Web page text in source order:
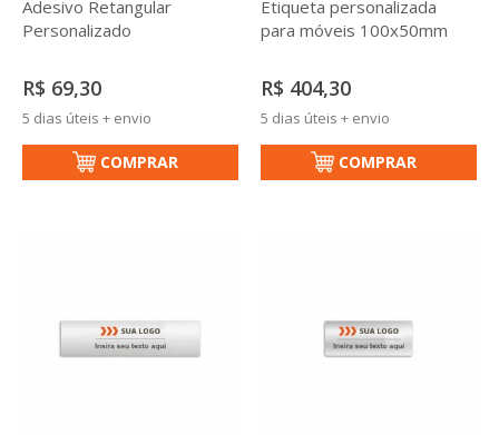
Adesivo Retangular
Personalizado
R$ 69,30
5 dias úteis + envio
COMPRAR
Etiqueta personalizada
para móveis 100x50mm
R$ 404,30
5 dias úteis + envio
COMPRAR